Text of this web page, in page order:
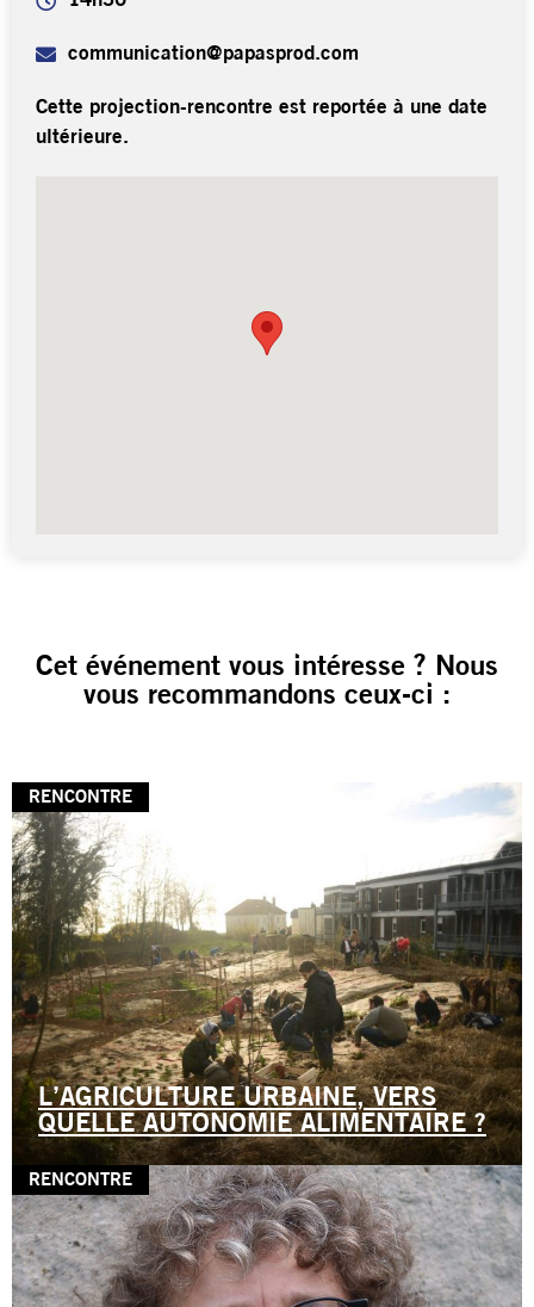
communication@papasprod.com
Cette projection-rencontre est reportée à une date
ultérieure.
Cet événement vous intéresse ? Nous
vous recommandons ceux-ci :
RENCONTRE
L’AGRICULTURE URBAINE, VERS
QUELLE AUTONOMIE ALIMENTAIRE ?
RENCONTRE